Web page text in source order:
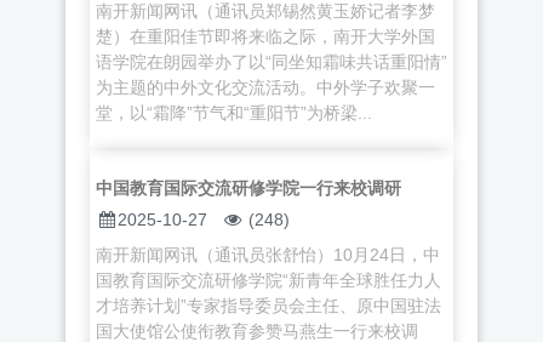
南开新闻网讯（通讯员郑锡然黄玉娇记者李梦
楚）在重阳佳节即将来临之际，南开大学外国
语学院在朗园举办了以“同坐知霜味共话重阳情”
为主题的中外文化交流活动。中外学子欢聚一
堂，以“霜降”节气和“重阳节”为桥梁...
中国教育国际交流研修学院一行来校调研
2025-10-27
(248)
南开新闻网讯（通讯员张舒怡）10月24日，中
国教育国际交流研修学院“新青年全球胜任力人
才培养计划”专家指导委员会主任、原中国驻法
国大使馆公使衔教育参赞马燕生一行来校调